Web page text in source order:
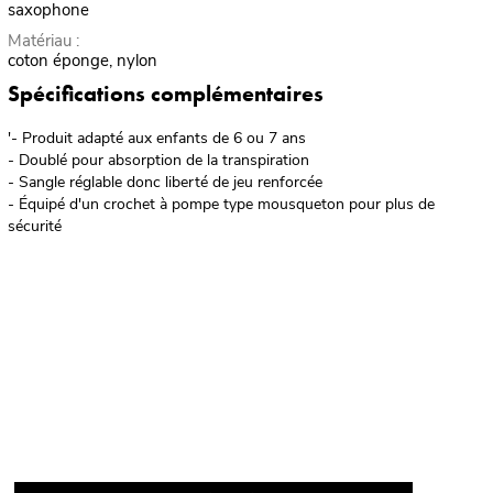
saxophone
Matériau :
coton éponge, nylon
Spécifications complémentaires
'- Produit adapté aux enfants de 6 ou 7 ans
- Doublé pour absorption de la transpiration
- Sangle réglable donc liberté de jeu renforcée
- Équipé d'un crochet à pompe type mousqueton pour plus de
sécurité